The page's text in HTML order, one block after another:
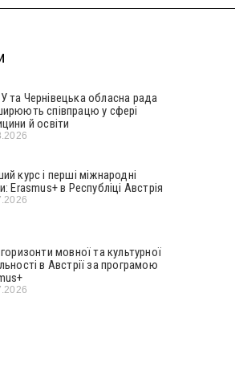
та Чернівецька обласна рада
співпрацю у сфері
й освіти
курс і перші міжнародні
Erasmus+ в Республіці Австрія
мовної та культурної
в Австрії за програмою